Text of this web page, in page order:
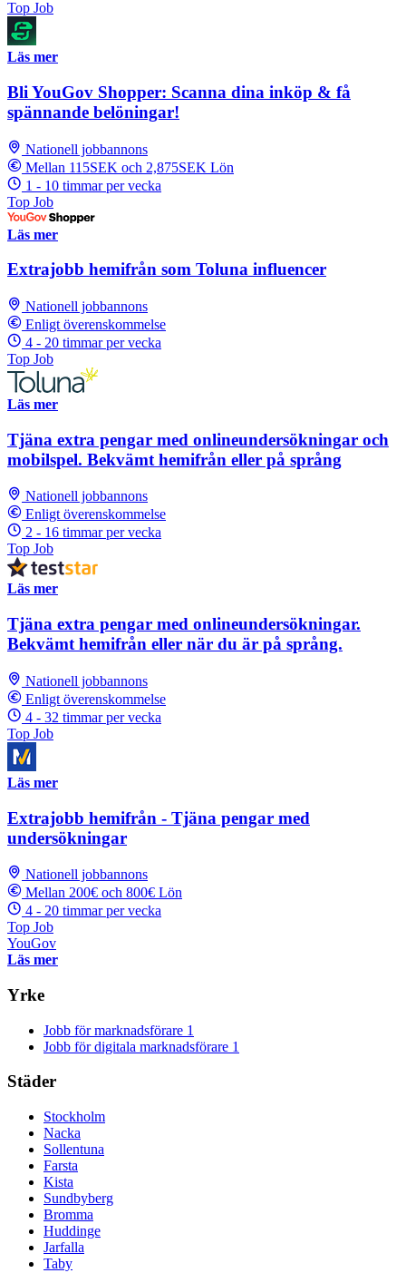
Top Job
Läs mer
Bli YouGov Shopper: Scanna dina inköp & få
spännande belöningar!
Nationell jobbannons
Mellan 115SEK och 2,875SEK Lön
1 - 10 timmar per vecka
Top Job
Läs mer
Extrajobb hemifrån som Toluna influencer
Nationell jobbannons
Enligt överenskommelse
4 - 20 timmar per vecka
Top Job
Läs mer
Tjäna extra pengar med onlineundersökningar och
mobilspel. Bekvämt hemifrån eller på språng
Nationell jobbannons
Enligt överenskommelse
2 - 16 timmar per vecka
Top Job
Läs mer
Tjäna extra pengar med onlineundersökningar.
Bekvämt hemifrån eller när du är på språng.
Nationell jobbannons
Enligt överenskommelse
4 - 32 timmar per vecka
Top Job
Läs mer
Extrajobb hemifrån - Tjäna pengar med
undersökningar
Nationell jobbannons
Mellan 200€ och 800€ Lön
4 - 20 timmar per vecka
Top Job
YouGov
Läs mer
Yrke
Jobb för marknadsförare 1
Jobb för digitala marknadsförare 1
Städer
Stockholm
Nacka
Sollentuna
Farsta
Kista
Sundbyberg
Bromma
Huddinge
Jarfalla
Taby